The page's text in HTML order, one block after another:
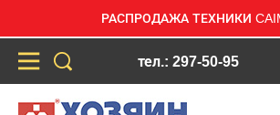
РАСПРОДАЖА ТЕХНИКИ
тел.: 297-50-95